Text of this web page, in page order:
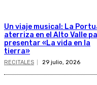
Un viaje musical: La
aterriza en el Alto Valle
presentar «La vida en la
tierra»
RECITALES 29 julio, 2026